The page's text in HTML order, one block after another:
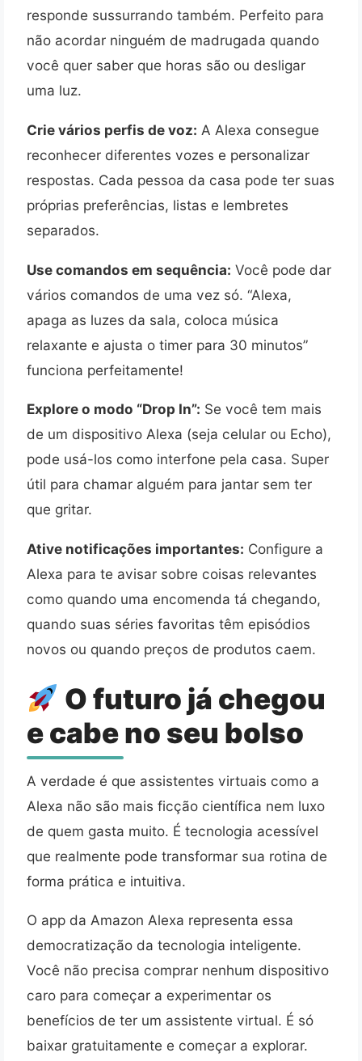
responde sussurrando também. Perfeito para
não acordar ninguém de madrugada quando
você quer saber que horas são ou desligar
uma luz.
Crie vários perfis de voz: A Alexa consegue
reconhecer diferentes vozes e personalizar
respostas. Cada pessoa da casa pode ter suas
próprias preferências, listas e lembretes
separados.
Use comandos em sequência: Você pode dar
vários comandos de uma vez só. “Alexa,
apaga as luzes da sala, coloca música
relaxante e ajusta o timer para 30 minutos”
funciona perfeitamente!
Explore o modo “Drop In”: Se você tem mais
de um dispositivo Alexa (seja celular ou Echo),
pode usá-los como interfone pela casa. Super
útil para chamar alguém para jantar sem ter
que gritar.
Ative notificações importantes: Configure a
Alexa para te avisar sobre coisas relevantes
como quando uma encomenda tá chegando,
quando suas séries favoritas têm episódios
novos ou quando preços de produtos caem.
O futuro já chegou
e cabe no seu bolso
A verdade é que assistentes virtuais como a
Alexa não são mais ficção científica nem luxo
de quem gasta muito. É tecnologia acessível
que realmente pode transformar sua rotina de
forma prática e intuitiva.
O app da Amazon Alexa representa essa
democratização da tecnologia inteligente.
Você não precisa comprar nenhum dispositivo
caro para começar a experimentar os
benefícios de ter um assistente virtual. É só
baixar gratuitamente e começar a explorar.